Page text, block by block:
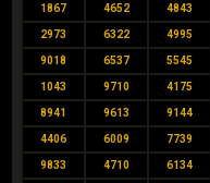
1867 4652 4843
2973 6322 4995
9018 6537 5545
1043 9710 4175
8941 9613 9144
4406 6009 7739
9833 4710 6134